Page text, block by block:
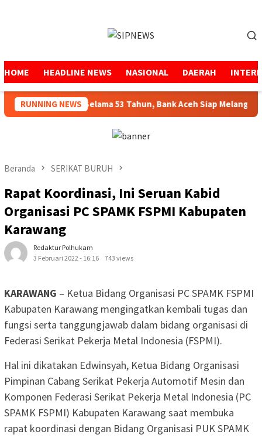
HOME HEADLINE NEWS NASIONAL DAERAH
RUNNING NEWS
Menjaga Amanah Selama 53 Tahun, Bank Aceh Siap Melangkah
Beranda SERIKAT BURUH
Rapat Koordinasi, Ini Seruan Kabid
Organisasi PC SPAMK FSPMI Kabupaten
Karawang
Redaktur Polhukam
3 Februari 2022 - 16:16
743 views
KARAWANG – Ketua Bidang Organisasi PC SPAMK FSPMI
Kabupaten Karawang mengingatkan kembali tugas dan
fungsi serta tanggungjawab dalam bidang organisasi di
Federasi Serikat Pekerja Metal Indonesia (FSPMI).
Hal ini dikatakan Edwinsyah, Ketua Bidang Organisasi
Pimpinan Cabang Serikat Pekerja Automotif Mesin dan
Komponen Federasi Serikat Pekerja Metal Indonesia (PC
SPAMK FSPMI) Kabupaten Karawang saat membuka
rapat koordinasi dengan Bidang Organisasi PUK SPAMK